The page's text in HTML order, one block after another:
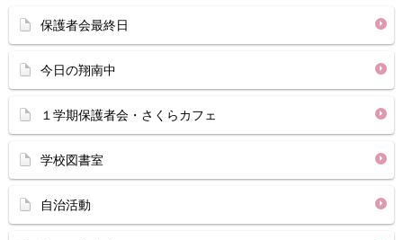
保護者会最終日
今日の翔南中
１学期保護者会・さくらカフェ
学校図書室
自治活動